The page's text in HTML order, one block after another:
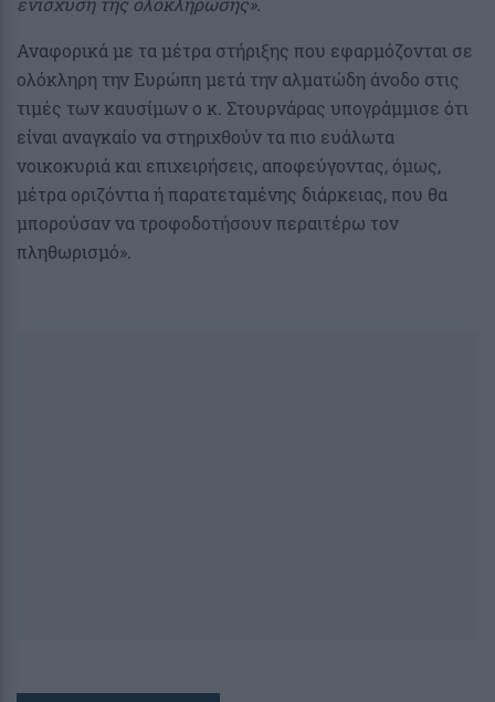
Αναφορικά με τα μέτρα στήριξης που εφαρμόζονται σε
ολόκληρη την Ευρώπη μετά την αλματώδη άνοδο στις
τιμές των καυσίμων ο κ. Στουρνάρας υπογράμμισε ότι
είναι αναγκαίο να στηριχθούν τα πιο ευάλωτα
νοικοκυριά και επιχειρήσεις, αποφεύγοντας, όμως,
μέτρα οριζόντια ή παρατεταμένης διάρκειας, που θα
μπορούσαν να τροφοδοτήσουν περαιτέρω τον
πληθωρισμό».